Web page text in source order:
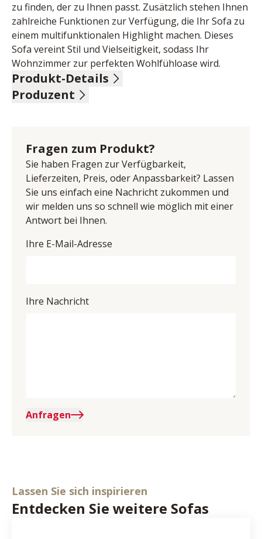
zu finden, der zu Ihnen passt. Zusätzlich stehen Ihnen
zahlreiche Funktionen zur Verfügung, die Ihr Sofa zu
einem multifunktionalen Highlight machen. Dieses
Sofa vereint Stil und Vielseitigkeit, sodass Ihr
Wohnzimmer zur perfekten Wohlfühloase wird.
Produkt-Details
100% Leder, Farbe anthrazit, Rücken echt, Sitz PUR-
Vorziehsitz motorisch, Kopfteilverstellung manuell,
BHT ca. 219/106/96 cm
Produzent
UID (Umsatzsteuer-Identifikationsnummer): PL
8971698160
Fragen zum Produkt?
Sie haben Fragen zur Verfügbarkeit,
Lieferzeiten, Preis, oder Anpassbarkeit? Lassen
Sie uns einfach eine Nachricht zukommen und
wir melden uns so schnell wie möglich mit einer
Antwort bei Ihnen.
Ihre E-Mail-Adresse
Ihre Nachricht
Anfragen
Lassen Sie sich inspirieren
Entdecken Sie weitere Sofas